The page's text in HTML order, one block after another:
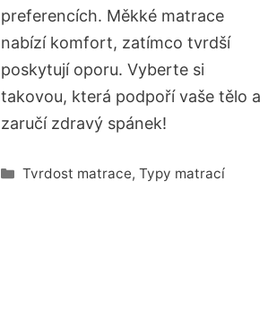
preferencích. Měkké matrace
nabízí komfort, zatímco tvrdší
poskytují oporu. Vyberte si
takovou, která podpoří vaše tělo a
zaručí zdravý spánek!
Rubriky
Tvrdost matrace,Typy matrací